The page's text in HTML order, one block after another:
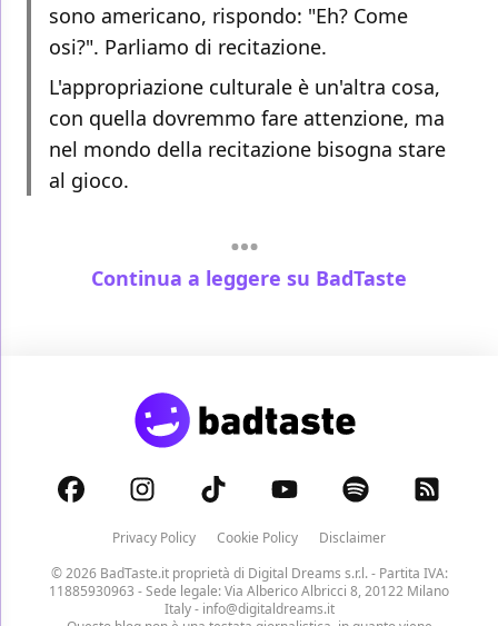
sono americano, rispondo: "Eh? Come
osi?". Parliamo di recitazione.
L'appropriazione culturale è un'altra cosa,
con quella dovremmo fare attenzione, ma
nel mondo della recitazione bisogna stare
al gioco.
Continua a leggere su BadTaste
Privacy Policy Cookie Policy
Disclaimer
© 2026 BadTaste.it proprietà di Digital Dreams s.r.l.- Partita IVA:
11885930963 - Sede legale: Via Alberico Albricci 8, 20122 Milano
Italy - info@digitaldreams.it